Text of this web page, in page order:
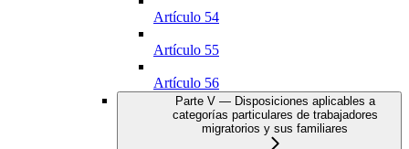
Artículo 54
Artículo 55
Artículo 56
Parte V — Disposiciones aplicables a
categorías particulares de trabajadores
migratorios y sus familiares